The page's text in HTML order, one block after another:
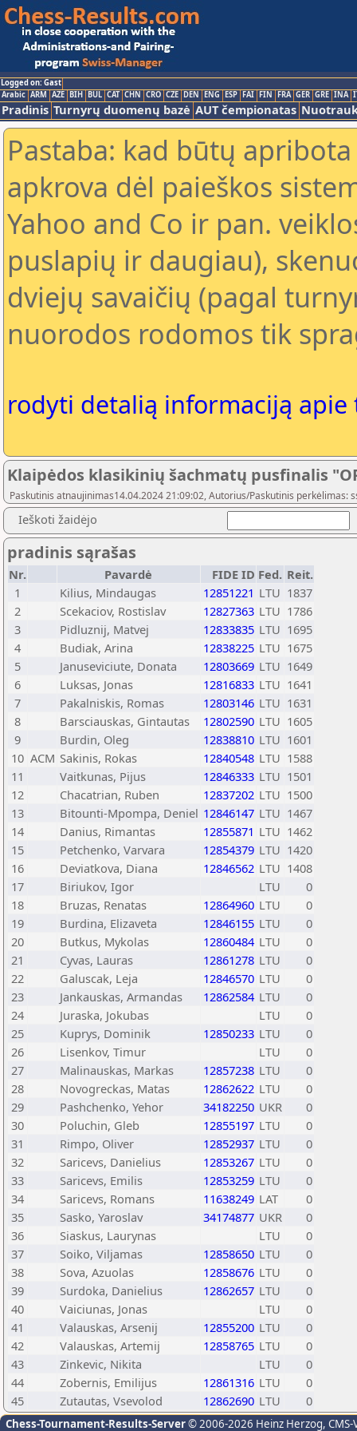
Logged on: Gast
Arabic ARM AZE BIH BUL CAT CHN CRO CZE DEN ENG ESP FAI FIN FRA GER GRE INA
Pradinis Turnyrų duomenų bazė AUT čempionatas
Pastaba: kad būtų
apkrova dėl paieškos
Yahoo and Co ir pan.
puslapių ir daugiau),
dviejų savaičių (pagal
nuorodos rodomos tik
rodyti detalią informaciją
Klaipėdos klasikinių šachmatų pusfinalis
Paskutinis atnaujinimas14.04.2024 21:09:02, Autorius/Paskutinis perkėlimas:
Ieškoti žaidėjo
pradinis sąrašas
Nr. Pavardė FIDE ID Fed. Reit.
1
Kilius, Mindaugas 12851221 LTU 1837
2
Scekaciov, Rostislav 12827363 LTU 1786
3
Pidluznij, Matvej 12833835 LTU 1695
4
Budiak, Arina 12838225 LTU 1675
5
Januseviciute, Donata 12803669 LTU 1649
6
Luksas, Jonas 12816833 LTU 1641
7
Pakalniskis, Romas 12803146 LTU 1631
8
Barsciauskas, Gintautas 12802590 LTU 1605
9
Burdin, Oleg 12838810 LTU 1601
10 ACM Sakinis, Rokas 12840548 LTU 1588
11
Vaitkunas, Pijus 12846333 LTU 1501
12
Chacatrian, Ruben 12837202 LTU 1500
13
Bitounti-Mpompa, Deniel 12846147 LTU 1467
14
Danius, Rimantas 12855871 LTU 1462
15
Petchenko, Varvara 12854379 LTU 1420
16
Deviatkova, Diana 12846562 LTU 1408
17
Biriukov, Igor LTU
0
18
Bruzas, Renatas 12864960 LTU
0
19
Burdina, Elizaveta 12846155 LTU
0
20
Butkus, Mykolas 12860484 LTU
0
21
Cyvas, Lauras 12861278 LTU
0
22
Galuscak, Leja 12846570 LTU
0
23
Jankauskas, Armandas 12862584 LTU
0
24
Juraska, Jokubas LTU
0
25
Kuprys, Dominik 12850233 LTU
0
26
Lisenkov, Timur LTU
0
27
Malinauskas, Markas 12857238 LTU
0
28
Novogreckas, Matas 12862622 LTU
0
29
Pashchenko, Yehor 34182250 UKR
0
30
Poluchin, Gleb 12855197 LTU
0
31
Rimpo, Oliver 12852937 LTU
0
32
Saricevs, Danielius 12853267 LTU
0
33
Saricevs, Emilis 12853259 LTU
0
34
Saricevs, Romans 11638249 LAT
0
35
Sasko, Yaroslav 34174877 UKR
0
36
Siaskus, Laurynas LTU
0
37
Soiko, Viljamas 12858650 LTU
0
38
Sova, Azuolas 12858676 LTU
0
39
Surdoka, Danielius 12862657 LTU
0
40
Vaiciunas, Jonas LTU
0
41
Valauskas, Arsenij 12855200 LTU
0
42
Valauskas, Artemij 12858765 LTU
0
43
Zinkevic, Nikita LTU
0
44
Zobernis, Emilijus 12861316 LTU
0
45
Zutautas, Vsevolod 12862690 LTU 0
Chess-Tournament-Results-Server© 2006-2026 Heinz Herzog,